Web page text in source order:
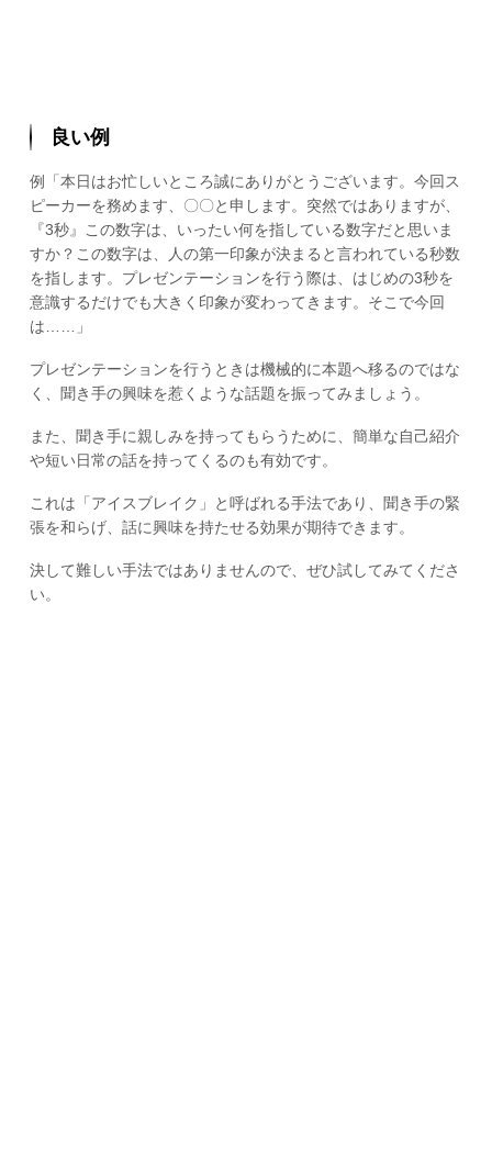
良い例
例「本日はお忙しいところ誠にありがとうございます。今回ス
ピーカーを務めます、〇〇と申します。突然ではありますが、
『3秒』この数字は、いったい何を指している数字だと思いま
すか？この数字は、人の第一印象が決まると言われている秒数
を指します。プレゼンテーションを行う際は、はじめの3秒を
意識するだけでも大きく印象が変わってきます。そこで今回
は……」
プレゼンテーションを行うときは機械的に本題へ移るのではな
く、聞き手の興味を惹くような話題を振ってみましょう。
また、聞き手に親しみを持ってもらうために、簡単な自己紹介
や短い日常の話を持ってくるのも有効です。
これは「アイスブレイク」と呼ばれる手法であり、聞き手の緊
張を和らげ、話に興味を持たせる効果が期待できます。
決して難しい手法ではありませんので、ぜひ試してみてくださ
い。